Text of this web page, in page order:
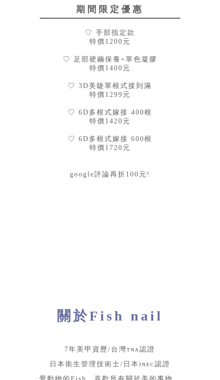
期間限定優惠
♡ 手部指定款
特價1200元
♡ 足部硬繭保養+單色凝膠
特價1400元
♡ 3D美睫單根式接到滿
特價1299元
♡ 6D多根式嫁接 400根
特價1420元
♡ 6D多根式嫁接 600根
特價1720元
google評論再折100元!
關於Fish nail
7年美甲資歷/台灣ᴛɴᴀ認證
日本衛生管理技術士/日本ᴊɴᴇᴄ認證